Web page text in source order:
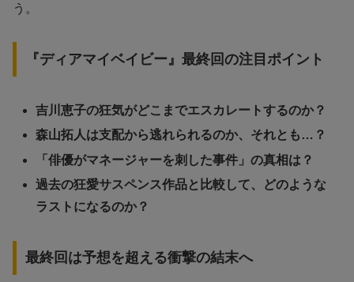
う。
『ディアマイベイビー』最終回の注目ポイント
吉川恵子の狂気がどこまでエスカレートするのか？
森山拓人は支配から逃れられるのか、それとも…？
「俳優がマネージャーを刺した事件」の真相は？
過去の狂愛サスペンス作品と比較して、どのような
ラストになるのか？
最終回は予想を超える衝撃の結末へ